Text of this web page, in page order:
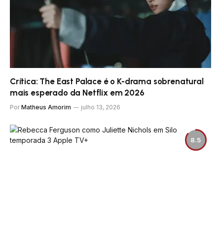
Crítica: The East Palace é o K-drama sobrenatural
mais esperado da Netflix em 2026
Por Matheus Amorim julho 13, 2026
8.5